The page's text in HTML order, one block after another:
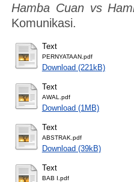
Hamba Cuan vs
Komunikasi.
Text
PERNYATAAN.pdf
Download (221kB)
Text
AWAL.pdf
Download (1MB)
Text
ABSTRAK.pdf
Download (39kB)
Text
BAB I.pdf